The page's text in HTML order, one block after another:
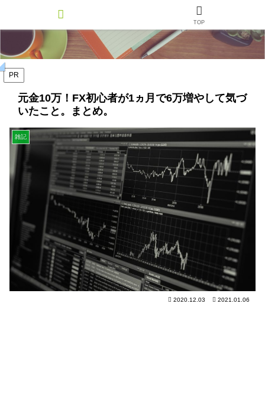
PR
元金10万！FX初心者が1ヵ月で6万増やして気づ
いたこと。まとめ。
雑記
2020.12.03 2021.01.06
TOP